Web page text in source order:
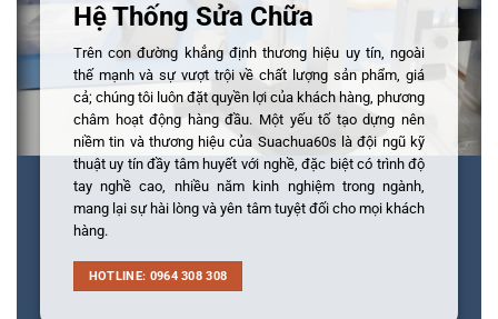
Hệ Thống Sửa Chữa
Trên con đường khẳng định thương hiệu uy tín, ngoài
thế mạnh và sự vượt trội về chất lượng sản phẩm, giá
cả; chúng tôi luôn đặt quyền lợi của khách hàng, phương
châm hoạt động hàng đầu. Một yếu tố tạo dựng nên
niềm tin và thương hiệu của Suachua60s là đội ngũ kỹ
thuật uy tín đầy tâm huyết với nghề, đặc biệt có trình độ
tay nghề cao, nhiều năm kinh nghiệm trong ngành,
mang lại sự hài lòng và yên tâm tuyệt đối cho mọi khách
hàng.
HOTLINE: 0964 308 308